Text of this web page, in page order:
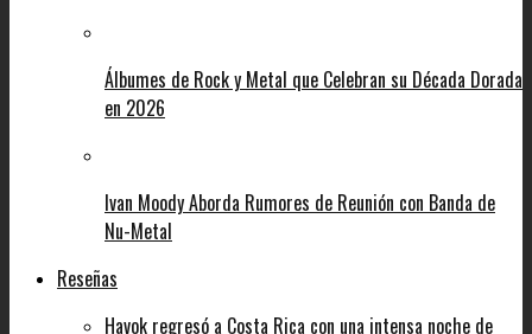
Álbumes de Rock y Metal que Celebran su Década Dorada
en 2026
Ivan Moody Aborda Rumores de Reunión con Banda de
Nu-Metal
Reseñas
Havok regresó a Costa Rica con una intensa noche de